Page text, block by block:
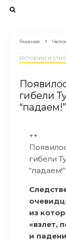
Главная
Истории и
гибели
“падаем!”
++
гибели
“падаем!”
из
«взлет,
и